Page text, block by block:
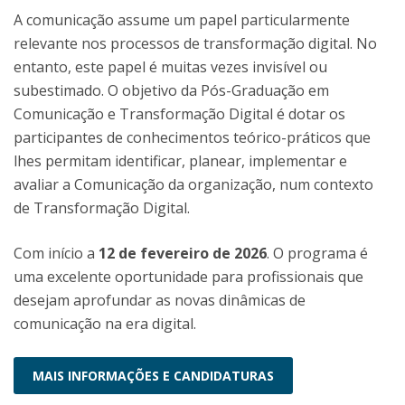
A comunicação assume um papel particularmente
relevante nos processos de transformação digital. No
entanto, este papel é muitas vezes invisível ou
subestimado. O objetivo da Pós-Graduação em
Comunicação e Transformação Digital é dotar os
participantes de conhecimentos teórico-práticos que
lhes permitam identificar, planear, implementar e
avaliar a Comunicação da organização, num contexto
de Transformação Digital.
Com início a 12 de fevereiro de 2026. O programa é
uma excelente oportunidade para profissionais que
desejam aprofundar as novas dinâmicas de
comunicação na era digital.
MAIS INFORMAÇÕES E CANDIDATURAS